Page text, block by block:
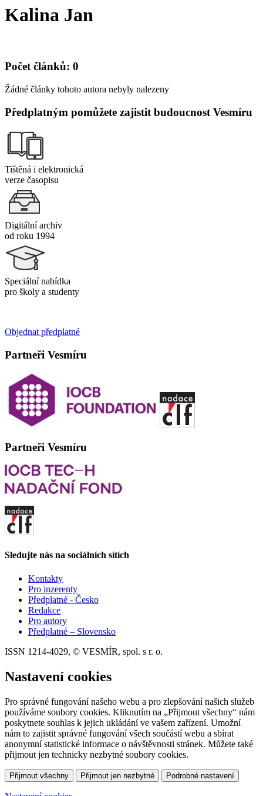
Kalina Jan
Počet článků: 0
Žádné články tohoto autora nebyly nalezeny
Předplatným pomůžete zajistit budoucnost Vesmíru
Tištěná i elektronická
verze časopisu
Digitální archiv
od roku 1994
Speciální nabídka
pro školy a studenty
Objednat předplatné
Partneři Vesmíru
Partneři Vesmíru
Sledujte nás na sociálních sítích
Kontakty
Pro inzerenty
Předplatné - Česko
Redakce
Pro autory
Předplatné – Slovensko
ISSN 1214-4029, © VESMÍR, spol. s r. o.
Nastavení cookies
Pro správné fungování našeho webu a pro zlepšování našich služeb
používáme soubory cookies. Kliknutím na „Přijmout všechny“ nám
poskytnete souhlas k jejich ukládání ve vašem zařízení. Umožní
nám to zajistit správné fungování všech součástí webu a sbírat
anonymní statistické informace o návštěvnosti stránek. Můžete také
přijmout jen technicky nezbytné soubory cookies.
Přijmout všechny Přijmout jen nezbytné Podrobné nastavení